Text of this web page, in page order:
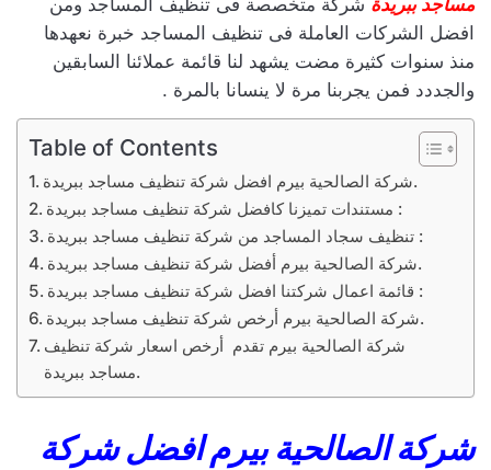
مساجد ببريدة شركة متخصصة فى تنظيف المساجد ومن
افضل الشركات العاملة فى تنظيف المساجد خبرة نعهدها
منذ سنوات كثيرة مضت يشهد لنا قائمة عملائنا السابقين
والجددد فمن يجربنا مرة لا ينسانا بالمرة .
Table of Contents
شركة الصالحية بيرم افضل شركة تنظيف مساجد ببريدة.
مستندات تميزنا كافضل شركة تنظيف مساجد ببريدة :
تنظيف سجاد المساجد من شركة تنظيف مساجد ببريدة :
شركة الصالحية بيرم أفضل شركة تنظيف مساجد ببريدة.
قائمة اعمال شركتنا افضل شركة تنظيف مساجد ببريدة :
شركة الصالحية بيرم أرخص شركة تنظيف مساجد ببريدة.
شركة الصالحية بيرم تقدم أرخص اسعار شركة تنظيف
مساجد ببريدة.
شركة الصالحية بيرم افضل شركة